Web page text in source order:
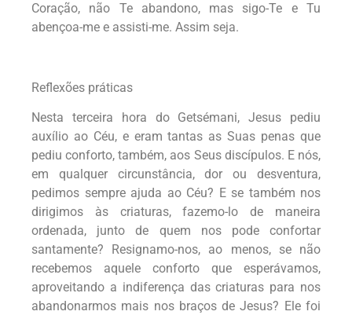
Coração, não Te abandono, mas sigo-Te e Tu
abençoa-me e assisti-me. Assim seja.
Reflexões práticas
Nesta terceira hora do Getsémani, Jesus pediu
auxílio ao Céu, e eram tantas as Suas penas que
pediu conforto, também, aos Seus discípulos. E nós,
em qualquer circunstância, dor ou desventura,
pedimos sempre ajuda ao Céu? E se também nos
dirigimos às criaturas, fazemo-lo de maneira
ordenada, junto de quem nos pode confortar
santamente? Resignamo-nos, ao menos, se não
recebemos aquele conforto que esperávamos,
aproveitando a indiferença das criaturas para nos
abandonarmos mais nos braços de Jesus? Ele foi